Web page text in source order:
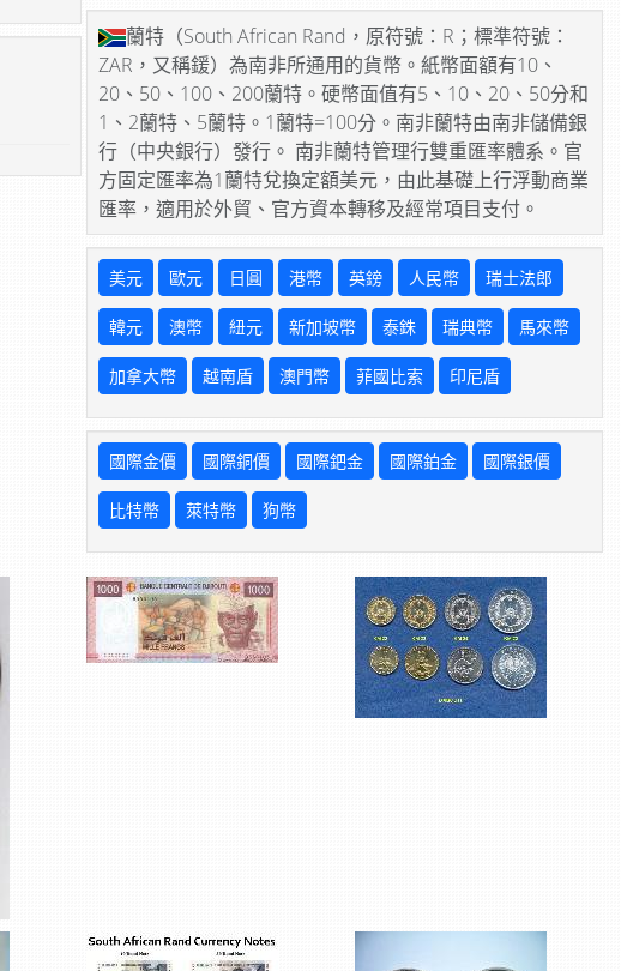
蘭特（South African Rand，原符號：R；標準符號：
ZAR，又稱鍰）為南非所通用的貨幣。紙幣面額有10、
20、50、100、200蘭特。硬幣面值有5、10、20、50分和
1、2蘭特、5蘭特。1蘭特=100分。南非蘭特由南非儲備銀
行（中央銀行）發行。 南非蘭特管理行雙重匯率體系。官
方固定匯率為1蘭特兌換定額美元，由此基礎上行浮動商業
匯率，適用於外貿、官方資本轉移及經常項目支付。
美元 歐元 日圓 港幣 英鎊 人民幣 瑞士法郎
韓元 澳幣 紐元 新加坡幣 泰銖 瑞典幣 馬來幣
加拿大幣 越南盾 澳門幣 菲國比索 印尼盾
國際金價 國際銅價 國際鈀金 國際鉑金 國際銀價
比特幣 萊特幣 狗幣